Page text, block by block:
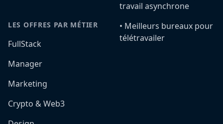
LES OFFRES PAR MÉTIER
FullStack
Manager
Marketing
Crypto & Web3
travail asynchrone
•️ Meilleurs bureaux pour
télétravailer